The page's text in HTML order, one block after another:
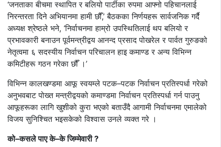
‘जनताका बीचमा स्थापित र बलियो पार्टीका रुपमा आफ्नो पहिचानलाई
निरन्तरता दिने अभियानमा हामी छौँ,’ बैठकका निर्णयहरू सार्वजनिक गर्दै
अध्यक्ष श्रेष्ठले भने, ‘निर्वाचनमा हाम्रो उपस्थितिलाई थप बलियो र
प्रभावकारी बनाउन पूर्वमन्त्रीद्वय आनन्द प्रसाद पोखरेल र पार्वत गुरुङको
नेतृत्वमा ६ सदस्यीय निर्वाचन परिचालन हाइ कमाण्ड र अन्य विभिन्न
कमिटीहरू गठन गरेका छौँ ।’
विभिन्न कालखण्डमा आफू स्वयम्ले पटक–पटक निर्वाचन प्रतिस्पर्धा गरेको
अनुभवबाट पोख्त मन्त्रीद्वयको कमाण्डमा निर्वाचन प्रतिस्पर्धा गर्न पाउनु
आफूहरूका लागि खुशीको कुरा भएको बताउँदै आगामी निर्वाचनमा एमालेको
विजय सुनिश्चित भइसकेको विश्वास उनले व्यक्त गरे ।
को–कसले पाए के–के जिम्मेवारी ?